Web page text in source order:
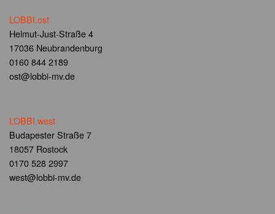
LOBBI.ost
Helmut-Just-Straße 4
17036 Neubrandenburg
0160 844 2189
ost@lobbi-mv.de
LOBBI.west
Budapester Straße 7
18057 Rostock
0170 528 2997
west@lobbi-mv.de